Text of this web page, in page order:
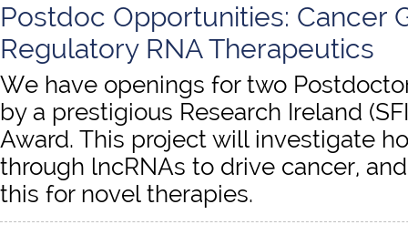
Postdoc Opportunities: Cancer
Regulatory RNA Therapeutics
We have openings for two
by a prestigious Research Ireland
Award. This project will investigate
through lncRNAs to drive cancer,
this for novel therapies.